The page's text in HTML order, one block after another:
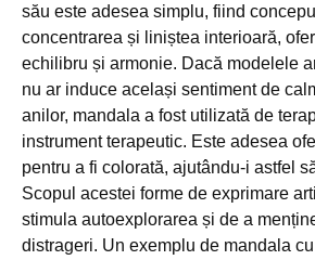
său este adesea simplu, fiind
concentrarea și liniștea interioară,
echilibru și armonie. Dacă modelele
nu ar induce același sentiment de
anilor, mandala a fost utilizată de
instrument terapeutic. Este adesea
pentru a fi colorată, ajutându-i astfel
Scopul acestei forme de exprimare
stimula autoexplorarea și de a
distrageri. Un exemplu de mandala